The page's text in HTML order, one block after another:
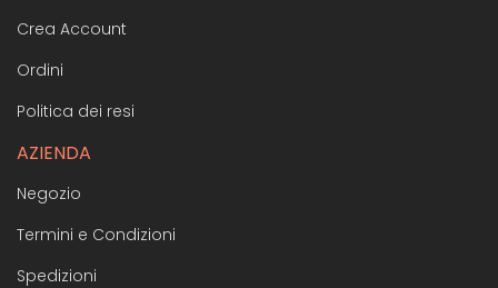
Crea Account
Ordini
Politica dei resi
AZIENDA
Negozio
Termini e Condizioni
Spedizioni